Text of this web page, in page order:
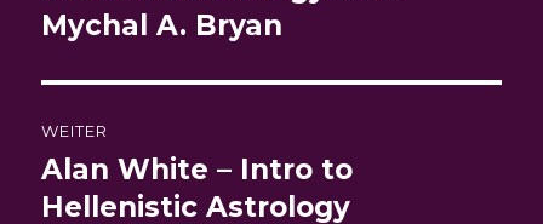
Beitrag:
Mychal A. Bryan
WEITER
Nächster
Beitrag:
Alan White – Intro to
Hellenistic Astrology